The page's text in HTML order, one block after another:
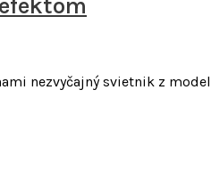
nezvyčajný svietnik z